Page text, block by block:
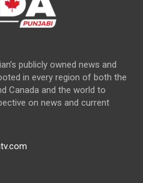
publicly owned news and
in every region of both the
Canada and the world to
on news and current